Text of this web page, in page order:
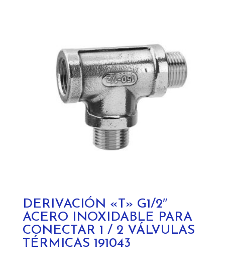
DERIVACIÓN «T» G1/2″
ACERO INOXIDABLE PARA
CONECTAR 1 / 2 VÁLVULAS
TÉRMICAS 191043